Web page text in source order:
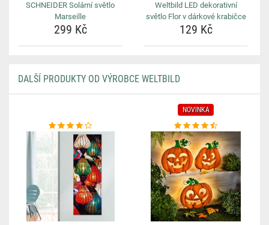
SCHNEIDER Solární světlo
Marseille
299 Kč
Weltbild LED dekorativní
světlo Flor v dárkové krabičce
129 Kč
DALŠÍ PRODUKTY OD VÝROBCE WELTBILD
NOVINKA